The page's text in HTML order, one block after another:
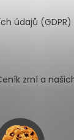
údajů (GDPR)
zrní a